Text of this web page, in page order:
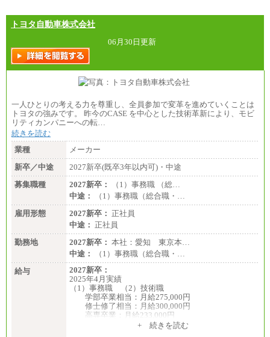
(注)職務経験等がある場合には職務内容に応じ、その
経験年数を加味した金額となります。
(注)採用時までに給与改定があった場合は、改訂後の
額となります。
【会計年度任用職員】初任給
週30時間勤務 月給：17万248円
週20時間勤務 月給：11万3,499円
たものです。
(注)採用時までに給与改定があった場合は、改訂後の
額となります。
トヨタ自動車株式会社
06月30日更新
一人ひとりの考える力を尊重し、全員参加で変革を進めていくことは
トヨタの強みです。 昨今のCASE を中心とした技術革新により、モビ
リティカンパニーへの転…
続きを読む
業種
メーカー
新卒／中途
2027新卒(既卒3年以内可)・中途
募集職種
2027新卒：
（1）事務職 （総…
中途：
（1）事務職（総合職・…
雇用形態
2027新卒： 正社員
中途： 正社員
勤務地
2027新卒： 本社：愛知 東京本…
中途：
（1）事務職（総合職・…
給与
2027新卒：
2025年4月実績
（1）事務職 （2）技術職
学部卒業相当：月給275,000円
修士修了相当：月給300,000円
高専卒業：月給233,000円
+ 続きを読む